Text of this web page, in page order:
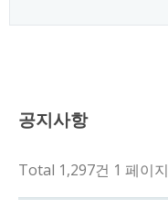
공지사항
Total 1,297건 1 페이지